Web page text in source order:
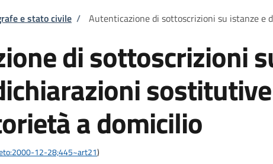
e stato civile / Autenticazione di sottoscrizioni su istanze
di sottoscrizioni
a domicilio
12-28;445~art21)